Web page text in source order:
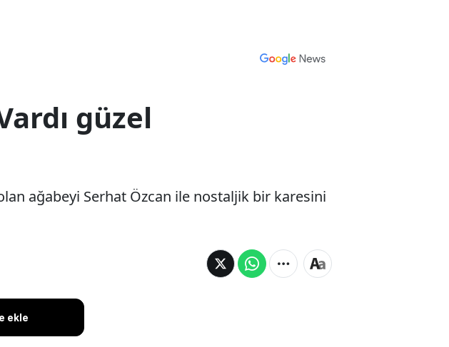
güzel
ağabeyi Serhat Özcan ile nostaljik bir karesini
ekle